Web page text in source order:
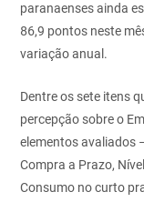
paranaenses ainda
86,9 pontos neste
variação anual.
Dentre os sete itens
percepção sobre o
elementos avaliados
Compra a Prazo,
Consumo no curto